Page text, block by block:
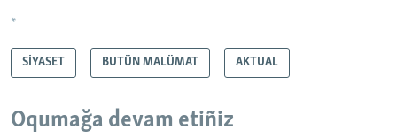
*
SİYASET BUTÜN MALÜMAT AKTUAL
Oqumağa devam etiñiz